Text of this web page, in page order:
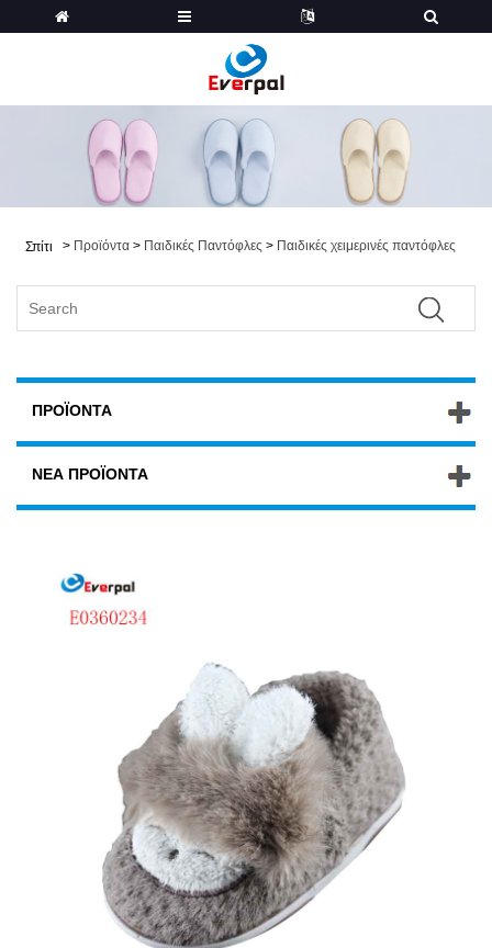
Σπίτι > Προϊόντα > Παιδικές Παντόφλες > Παιδικές χειμερινές παντόφλες
ΠΡΟΪΌΝΤΑ
ΝΈΑ ΠΡΟΪΌΝΤΑ